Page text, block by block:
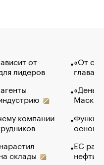
от
лидеров
компании
склады
«От
глава
Маск в
основ
ЕС
нефти